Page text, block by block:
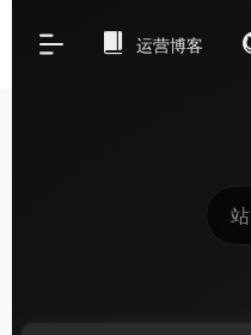
运营博客